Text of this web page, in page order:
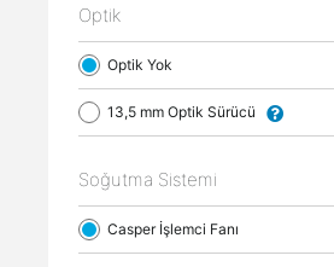
Optik
Optik Yok
13,5 mm Optik Sürücü
Soğutma Sistemi
Casper İşlemci Fanı